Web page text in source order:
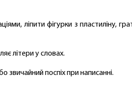
ліпити фігурки з
літери у словах.
звичайний поспіх при написанні.